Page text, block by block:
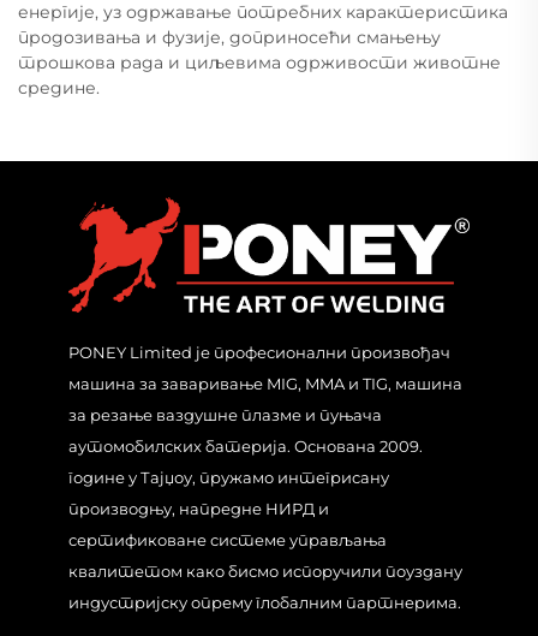
енергије, уз одржавање потребних карактеристика
продозивања и фузије, доприносећи смањењу
трошкова рада и циљевима одрживости животне
средине.
PONEY Limited је професионални произвођач
машина за заваривање MIG, MMA и TIG, машина
за резање ваздушне плазме и пуњача
аутомобилских батерија. Основана 2009.
године у Тајџоу, пружамо интегрисану
производњу, напредне НИРД и
сертификоване системе управљања
квалитетом како бисмо испоручили поуздану
индустријску опрему глобалним партнерима.